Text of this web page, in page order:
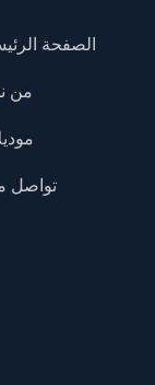
الصفحة
من
تواصل